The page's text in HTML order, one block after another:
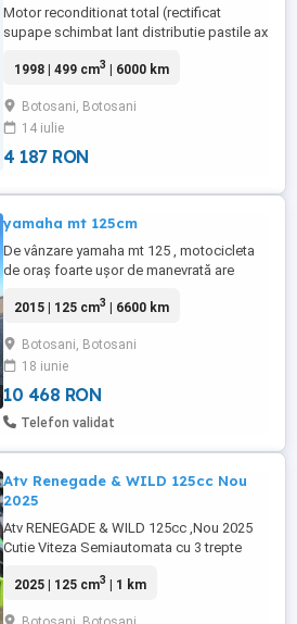
Motor reconditionat total (rectificat
supape schimbat lant distributie pastile ax
platou senzori aprindere (senzori defecti
aluminiu.Partea eletrica ok.Aspect
....prezinta rugina mai ales rezervor
1998 | 499 cm3 | 6000 km
Botosani, Botosani
14 iulie
4 187 RON
yamaha mt 125cm
De vânzare yamaha mt 125 , motocicleta
de oraș foarte ușor de manevrată are
fost schimbat acum recent ,anul de
detalii în privat
2015 | 125 cm3 | 6600 km
Botosani, Botosani
18 iunie
10 468 RON
Telefon validat
Atv Renegade & WILD 125cc Nou
2025
Atv RENEGADE & WILD 125cc ,Nou 2025
Cutie Viteza Semiautomata cu 3 trepte
Hidraulice Integral Fate -Spate Motor
2025 | 125 cm3 | 1 km